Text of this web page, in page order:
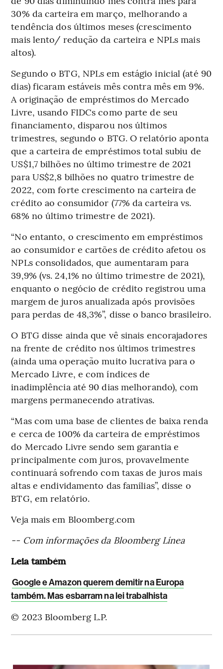
30% da carteira em março, melhorando a
tendência dos últimos meses (crescimento
mais lento/ redução da carteira e NPLs mais
altos).
Segundo o BTG, NPLs em estágio inicial (até 90
dias) ficaram estáveis mês contra mês em 9%.
A originação de empréstimos do Mercado
Livre, usando FIDCs como parte de seu
financiamento, disparou nos últimos
trimestres, segundo o BTG. O relatório aponta
que a carteira de empréstimos total subiu de
US$1,7 bilhões no último trimestre de 2021
para US$2,8 bilhões no quatro trimestre de
2022, com forte crescimento na carteira de
crédito ao consumidor (77% da carteira vs.
68% no último trimestre de 2021).
“No entanto, o crescimento em empréstimos
ao consumidor e cartões de crédito afetou os
NPLs consolidados, que aumentaram para
39,9% (vs. 24,1% no último trimestre de 2021),
enquanto o negócio de crédito registrou uma
margem de juros anualizada após provisões
para perdas de 48,3%”, disse o banco brasileiro.
O BTG disse ainda que vê sinais encorajadores
na frente de crédito nos últimos trimestres
(ainda uma operação muito lucrativa para o
Mercado Livre, e com índices de
inadimplência até 90 dias melhorando), com
margens permanecendo atrativas.
“Mas com uma base de clientes de baixa renda
e cerca de 100% da carteira de empréstimos
do Mercado Livre sendo sem garantia e
principalmente com juros, provavelmente
continuará sofrendo com taxas de juros mais
altas e endividamento das famílias”, disse o
BTG, em relatório.
Veja mais em Bloomberg.com
-- Com informações da Bloomberg Línea
Leia também
Google e Amazon querem demitir na Europa
também. Mas esbarram na lei trabalhista
© 2023 Bloomberg L.P.